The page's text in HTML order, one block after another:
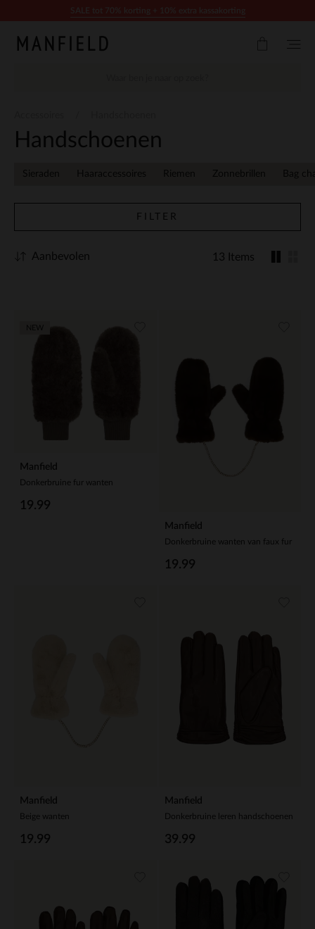
Handschoenen
Sieraden Haaraccessoires Riemen Zonnebrillen Bag
FILTER
13 Items
Aanbevolen
Manfield
Donkerbruine fur wanten
19.99
Manfield
Donkerbruine wanten van faux fur
19.99
Manfield
Beige wanten
19.99
Manfield
Donkerbruine leren handschoenen
39.99